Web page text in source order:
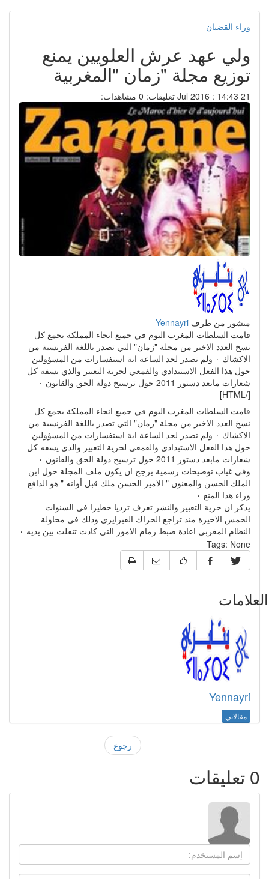
وراء القضبان
ولي عهد عرش العلويين يمنع
توزيع مجلة "زمان "المغربية
تعليقات: 0 مشاهدات:
منشور من طرفYennayri
قامت السلطات المغرب اليوم في جميع انحاء المملكة بجمع كل
نسخ العدد الاخير من مجلة "زمان" التي تصدر باللغة الفرنسية من
الاكشاك ٠ ولم تصدر لحد الساعة اية استفسارات من المسؤولين
حول هذا الفعل الاستبدادي والقمعي لحرية التعبير والذي يسفه كل
شعارات مابعد دستور 2011 حول ترسيخ دولة الحق والقانون ٠
قامت السلطات المغرب اليوم في جميع انحاء المملكة بجمع كل
نسخ العدد الاخير من مجلة "زمان" التي تصدر باللغة الفرنسية من
الاكشاك ٠ ولم تصدر لحد الساعة اية استفسارات من المسؤولين
حول هذا الفعل الاستبدادي والقمعي لحرية التعبير والذي يسفه كل
شعارات مابعد دستور 2011 حول ترسيخ دولة الحق والقانون ٠
وفي غياب توضيحات رسمية يرجح ان يكون ملف المجلة حول ابن
الملك الحسن والمعنون " الامير الحسن ملك قبل أوانه " هو الدافع
وراء هذا المنع ٠
يذكر ان حرية التعبير والنشر تعرف ترديا خطيرا في السنوات
الخمس الاخيرة منذ تراجع الحراك الفبرايري وذلك في محاولة
النظام المغربي اعادة ضبط زمام الامور التي كادت تنفلت بين يديه ٠
Tags:None
Yennayri
مقالاتي
رجوع
0تعليقات